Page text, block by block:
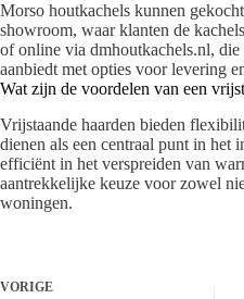
Morso houtkachels kunnen
showroom, waar klanten de
of online via dmhoutkachels.nl, die
aanbiedt met opties voor levering
Wat zijn de voordelen van een
Vrijstaande haarden bieden
dienen als een centraal punt in het
efficiënt in het verspreiden van
aantrekkelijke keuze voor zowel
woningen.
VORIGE